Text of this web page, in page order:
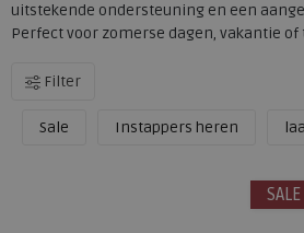
uitstekende ondersteuning en een
Perfect voor zomerse dagen, vakantie of
Filter
Sale Instappers heren
SALE